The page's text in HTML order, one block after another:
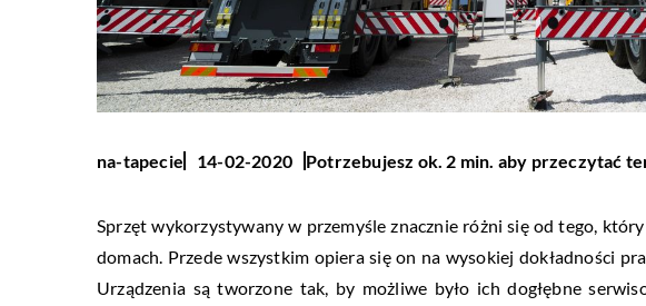
na-tapecie 14-02-2020 Potrzebujesz ok. 2 min. aby przeczytać
Sprzęt wykorzystywany w przemyśle znacznie różni się od tego,
domach. Przede wszystkim opiera się on na wysokiej dokładności
Urządzenia są tworzone tak, by możliwe było ich dogłębne